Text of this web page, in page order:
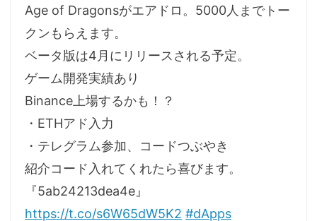
Age of Dragonsがエアドロ。5000人までトー
クンもらえます。
ベータ版は4月にリリースされる予定。
ゲーム開発実績あり
Binance上場するかも！？
・ETHアド入力
・テレグラム参加、コードつぶやき
紹介コード入れてくれたら喜びます。
『5ab24213dea4e』
https://t.co/s6W65dW5K2 #dApps